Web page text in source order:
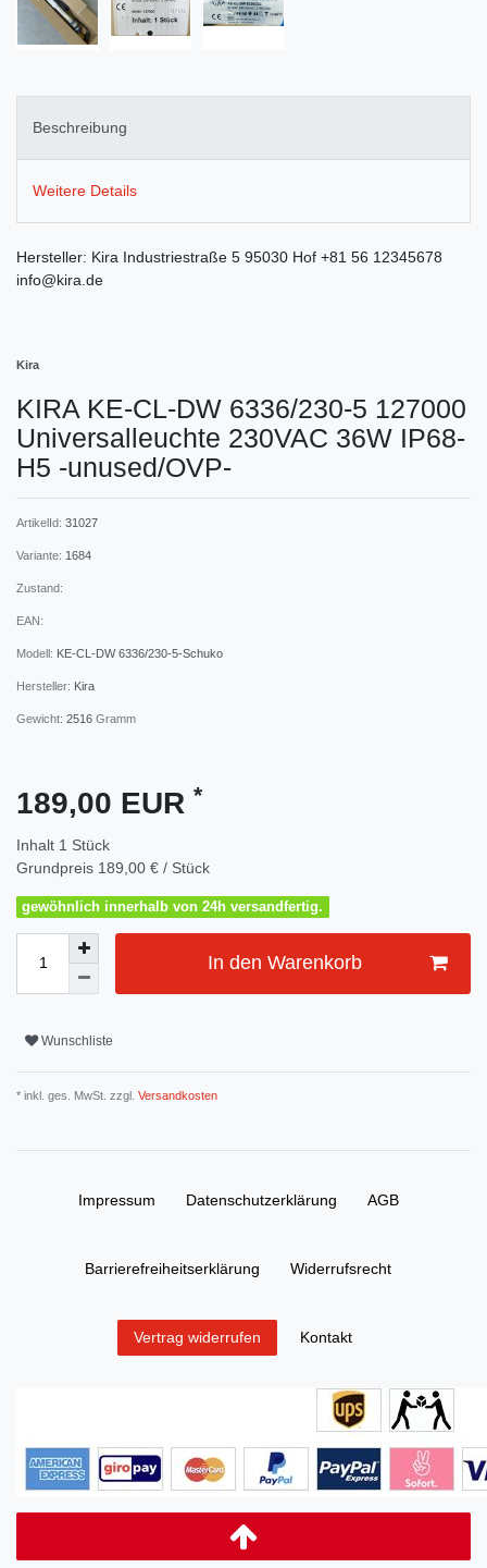
Beschreibung
Weitere Details
Hersteller: Kira Industriestraße 5 95030 Hof +81 56 12345678
info@kira.de
Kira
KIRA KE-CL-DW 6336/230-5 127000
Universalleuchte 230VAC 36W IP68-
H5 -unused/OVP-
ArtikelId: 31027
Variante: 1684
Zustand:
EAN:
Modell: KE-CL-DW 6336/230-5-Schuko
Hersteller: Kira
Gewicht: 2516 Gramm
189,00 EUR *
Inhalt 1 Stück
Grundpreis 189,00 € / Stück
gewöhnlich innerhalb von 24h versandfertig.
In den Warenkorb
Wunschliste
* inkl. ges. MwSt. zzgl. Versandkosten
Impressum Daten­schutz­erklärung AGB
Barrierefreiheitserklärung Widerrufs­recht
Vertrag widerrufen Kontakt